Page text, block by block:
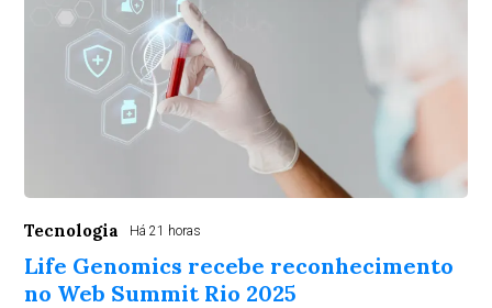
Tecnologia Há 21 horas
Life Genomics recebe reconhecimento
no Web Summit Rio 2025